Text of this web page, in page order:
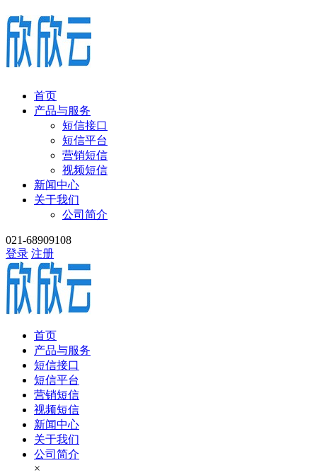
首页
产品与服务
短信接口
短信平台
营销短信
视频短信
新闻中心
关于我们
公司简介
021-68909108
登录 注册
首页
产品与服务
短信接口
短信平台
营销短信
视频短信
新闻中心
关于我们
公司简介
×